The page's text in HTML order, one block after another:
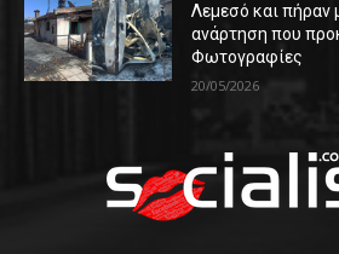
Λεμεσό και πήραν
ανάρτηση που
Φωτογραφίες
20/05/2026